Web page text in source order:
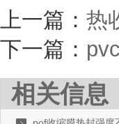
上一篇： 热
下一篇：
相关信息